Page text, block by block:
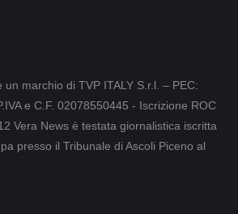
un marchio di TVP ITALY S.r.l. – PEC:
e C.F. 02078550445 - Iscrizione ROC
Vera News è testata giornalistica iscritta
presso il Tribunale di Ascoli Piceno al